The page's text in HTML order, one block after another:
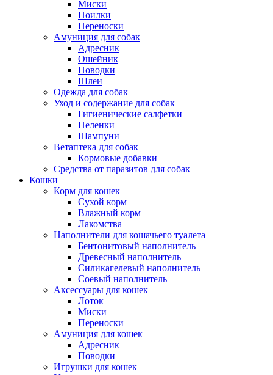
Миски
Поилки
Переноски
Амуниция для собак
Адресник
Ошейник
Поводки
Шлеи
Одежда для собак
Уход и содержание для собак
Гигиенические салфетки
Пеленки
Шампуни
Ветаптека для собак
Кормовые добавки
Средства от паразитов для собак
Кошки
Корм для кошек
Сухой корм
Влажный корм
Лакомства
Наполнители для кошачьего туалета
Бентонитовый наполнитель
Древесный наполнитель
Силикагелевый наполнитель
Соевый наполнитель
Аксессуары для кошек
Лоток
Миски
Переноски
Амуниция для кошек
Адресник
Поводки
Игрушки для кошек